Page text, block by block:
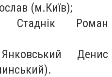
(м.Київ);
Роман
Денис